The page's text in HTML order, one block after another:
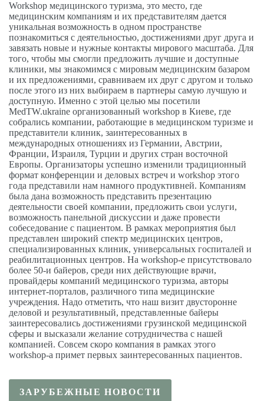
Workshop медицинского туризма, это место, где
медицинским компаниям и их представителям дается
уникальная возможность в одном пространстве
познакомиться с деятельностью, достижениями друг друга и
завязать новые и нужные контакты мирового масштаба. Для
того, чтобы мы смогли предложить лучшие и доступные
клиники, мы знакомимся с мировым медицинским базаром
и их предложениями, сравниваем их друг с другом и только
после этого из них выбираем в партнеры самую лучшую и
доступную. Именно с этой целью мы посетили
MedTW.ukraine организованный workshop в Киеве, где
собрались компании, работающие в медицинском туризме и
представители клиник, заинтересованных в
международных отношениях из Германии, Австрии,
Франции, Израиля, Турции и других стран восточной
Европы. Организаторы успешно изменили традиционный
формат конференции и деловых встреч и workshop этого
года представили нам намного продуктивней. Компаниям
была дана возможность представить презентацию
деятельности своей компании, предложить свои услуги,
возможность панельной дискуссии и даже провести
собеседование с пациентом. В рамках мероприятия был
представлен широкий спектр медицинских центров,
специализированных клиник, универсальных госпиталей и
реабилитационных центров. На workshop-е присутствовало
более 50-и байеров, среди них действующие врачи,
провайдеры компаний медицинского туризма, авторы
интернет-порталов, различного типа медицинские
учреждения. Надо отметить, что наш визит двусторонне
деловой и результативный, представленные байеры
заинтересовались достижениями грузинской медицинской
сферы и высказали желание сотрудничества с нашей
компанией. Совсем скоро компания в рамках этого
workshop-а примет первых заинтересованных пациентов.
ЗАРУБЕЖНЫЕ НОВОСТИ